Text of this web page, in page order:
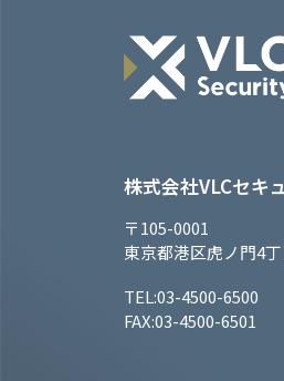
株式会社VLCセキ
〒105-0001
東京都港区虎ノ門4
TEL:03-4500-6500
FAX:03-4500-6501